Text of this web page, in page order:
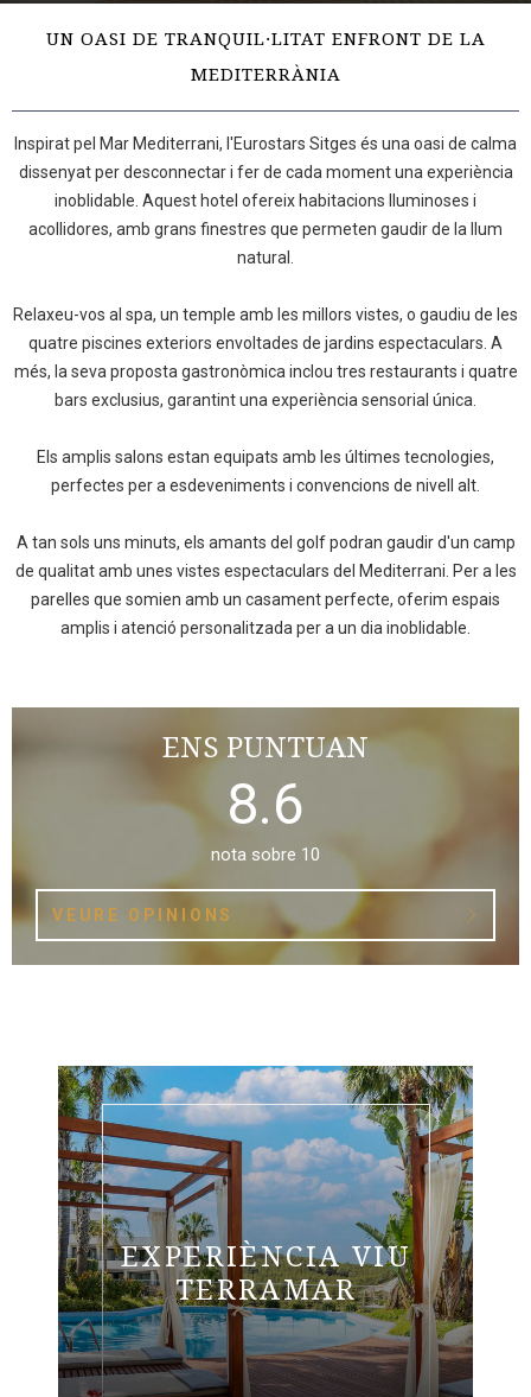
UN OASI DE TRANQUIL·LITAT ENFRONT DE LA
MEDITERRÀNIA
Inspirat pel Mar Mediterrani, l'Eurostars Sitges és una oasi de calma
dissenyat per desconnectar i fer de cada moment una experiència
inoblidable. Aquest hotel ofereix habitacions lluminoses i
acollidores, amb grans finestres que permeten gaudir de la llum
natural.
Relaxeu-vos al spa, un temple amb les millors vistes, o gaudiu de les
quatre piscines exteriors envoltades de jardins espectaculars. A
més, la seva proposta gastronòmica inclou tres restaurants i quatre
bars exclusius, garantint una experiència sensorial única.
Els amplis salons estan equipats amb les últimes tecnologies,
perfectes per a esdeveniments i convencions de nivell alt.
A tan sols uns minuts, els amants del golf podran gaudir d'un camp
de qualitat amb unes vistes espectaculars del Mediterrani. Per a les
parelles que somien amb un casament perfecte, oferim espais
amplis i atenció personalitzada per a un dia inoblidable.
ENS PUNTUAN
8.6
nota sobre 10
VEURE OPINIONS
EXPERIÈNCIA VIU
TERRAMAR